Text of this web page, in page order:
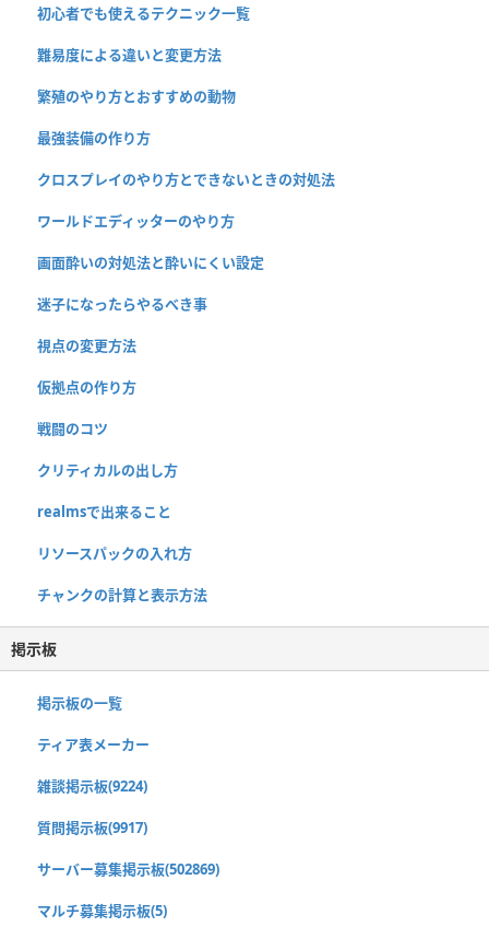
初心者でも使えるテクニック一覧
難易度による違いと変更方法
繁殖のやり方とおすすめの動物
最強装備の作り方
クロスプレイのやり方とできないときの対処法
ワールドエディッターのやり方
画面酔いの対処法と酔いにくい設定
迷子になったらやるべき事
視点の変更方法
仮拠点の作り方
戦闘のコツ
クリティカルの出し方
realmsで出来ること
リソースパックの入れ方
チャンクの計算と表示方法
掲示板
掲示板の一覧
ティア表メーカー
雑談掲示板(9224)
質問掲示板(9917)
サーバー募集掲示板(502869)
マルチ募集掲示板(5)